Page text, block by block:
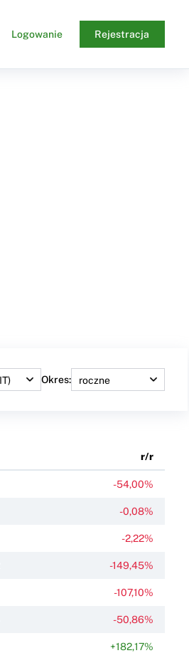
Logowanie Rejestracja
Okres:
r/r
-54,00%
-0,08%
-2,22%
-149,45%
-107,10%
-50,86%
+182,17%